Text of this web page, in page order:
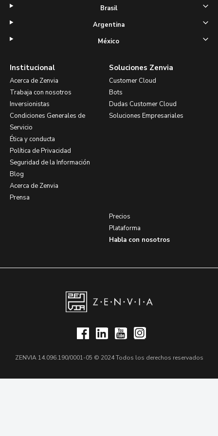
Institucional
Acerca de Zenvia
Trabaja con nosotros
Inversionistas
Condiciones Generales de
Servicio
Ética y conducta
Política de Privacidad
Seguridad de la Información
Blog
Acerca de Zenvia
Prensa
Soluciones Zenvia
Customer Cloud
Bots
Dudas Customer Cloud
Soluciones Empresariales
Precios
Plataforma
Habla con nosotros
Brasil
Argentina
México
ZENVIA 14.096.190/0001-05 © 2024 Todos los derechos reservados